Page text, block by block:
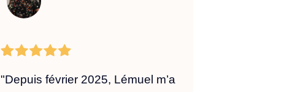
"Depuis février 2025, Lémuel m’a